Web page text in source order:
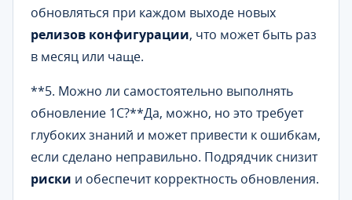
обновляться при каждом выходе новых
релизов конфигурации, что может быть раз
в месяц или чаще.
**5. Можно ли самостоятельно выполнять
обновление 1С?**Да, можно, но это требует
глубоких знаний и может привести к ошибкам,
если сделано неправильно. Подрядчик снизит
риски и обеспечит корректность обновления.